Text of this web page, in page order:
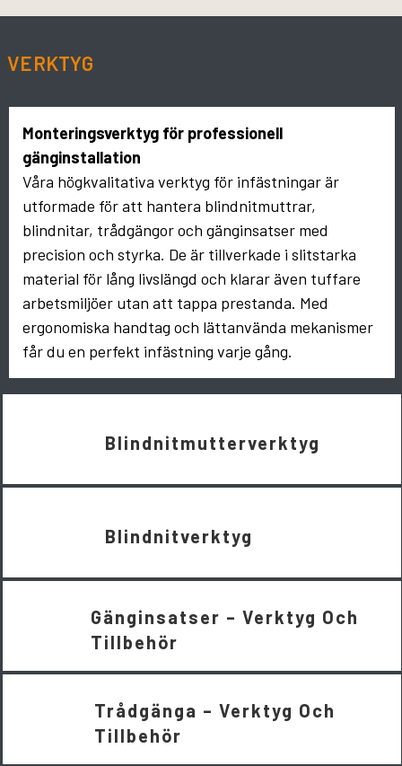
VERKTYG
Monteringsverktyg för professionell
gänginstallation
Våra högkvalitativa verktyg för infästningar är
utformade för att hantera blindnitmuttrar,
blindnitar, trådgängor och gänginsatser med
precision och styrka. De är tillverkade i slitstarka
material för lång livslängd och klarar även tuffare
arbetsmiljöer utan att tappa prestanda. Med
ergonomiska handtag och lättanvända mekanismer
får du en perfekt infästning varje gång.
Blindnitmutterverktyg
Blindnitverktyg
Gänginsatser – Verktyg Och
Tillbehör
Trådgänga – Verktyg Och
Tillbehör